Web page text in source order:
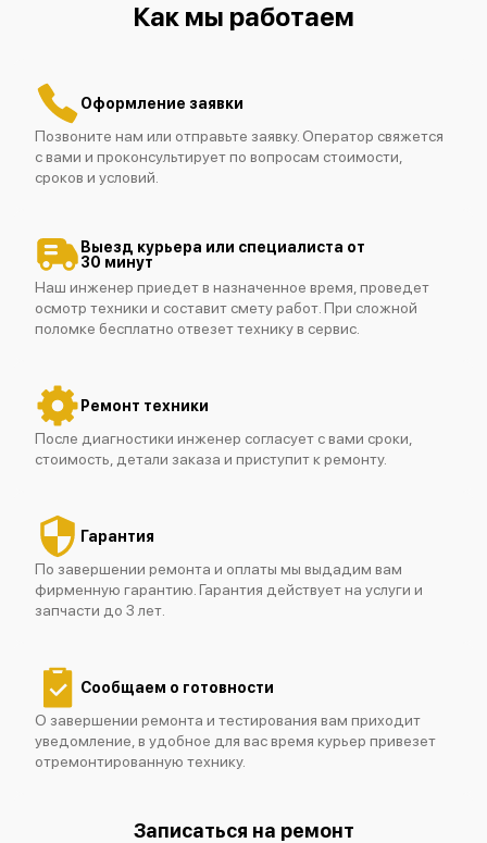
Как мы работаем
Оформление заявки
Позвоните нам или отправьте заявку. Оператор свяжется
с вами и проконсультирует по вопросам стоимости,
сроков и условий.
Выезд курьера или специалиста от
30 минут
Наш инженер приедет в назначенное время, проведет
осмотр техники и составит смету работ. При сложной
поломке бесплатно отвезет технику в сервис.
Ремонт техники
После диагностики инженер согласует с вами сроки,
стоимость, детали заказа и приступит к ремонту.
Гарантия
По завершении ремонта и оплаты мы выдадим вам
фирменную гарантию. Гарантия действует на услуги и
запчасти до 3 лет.
Сообщаем о готовности
О завершении ремонта и тестирования вам приходит
уведомление, в удобное для вас время курьер привезет
отремонтированную технику.
Записаться на ремонт